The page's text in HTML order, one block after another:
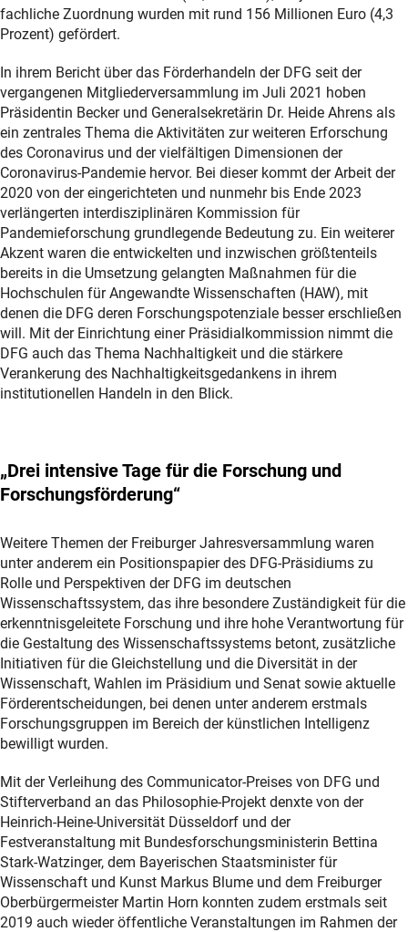
fachliche Zuordnung wurden mit rund 156 Millionen Euro (4,3
Prozent) gefördert.
In ihrem Bericht über das Förderhandeln der DFG seit der
vergangenen Mitgliederversammlung im Juli 2021 hoben
Präsidentin Becker und Generalsekretärin Dr. Heide Ahrens als
ein zentrales Thema die Aktivitäten zur weiteren Erforschung
des Coronavirus und der vielfältigen Dimensionen der
Coronavirus-Pandemie hervor. Bei dieser kommt der Arbeit der
2020 von der eingerichteten und nunmehr bis Ende 2023
verlängerten interdisziplinären Kommission für
Pandemieforschung grundlegende Bedeutung zu. Ein weiterer
Akzent waren die entwickelten und inzwischen größtenteils
bereits in die Umsetzung gelangten Maßnahmen für die
Hochschulen für Angewandte Wissenschaften (HAW), mit
denen die DFG deren Forschungspotenziale besser erschließen
will. Mit der Einrichtung einer Präsidialkommission nimmt die
DFG auch das Thema Nachhaltigkeit und die stärkere
Verankerung des Nachhaltigkeitsgedankens in ihrem
institutionellen Handeln in den Blick.
„Drei intensive Tage für die Forschung und
Forschungsförderung“
Weitere Themen der Freiburger Jahresversammlung waren
unter anderem ein Positionspapier des DFG-Präsidiums zu
Rolle und Perspektiven der DFG im deutschen
Wissenschaftssystem, das ihre besondere Zuständigkeit für die
erkenntnisgeleitete Forschung und ihre hohe Verantwortung für
die Gestaltung des Wissenschaftssystems betont, zusätzliche
Initiativen für die Gleichstellung und die Diversität in der
Wissenschaft, Wahlen im Präsidium und Senat sowie aktuelle
Förderentscheidungen, bei denen unter anderem erstmals
Forschungsgruppen im Bereich der künstlichen Intelligenz
bewilligt wurden.
Mit der Verleihung des Communicator-Preises von DFG und
Stifterverband an das Philosophie-Projekt denxte von der
Heinrich-Heine-Universität Düsseldorf und der
Festveranstaltung mit Bundesforschungsministerin Bettina
Stark-Watzinger, dem Bayerischen Staatsminister für
Wissenschaft und Kunst Markus Blume und dem Freiburger
Oberbürgermeister Martin Horn konnten zudem erstmals seit
2019 auch wieder öffentliche Veranstaltungen im Rahmen der